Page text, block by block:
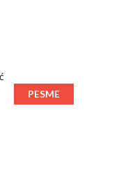
PESME